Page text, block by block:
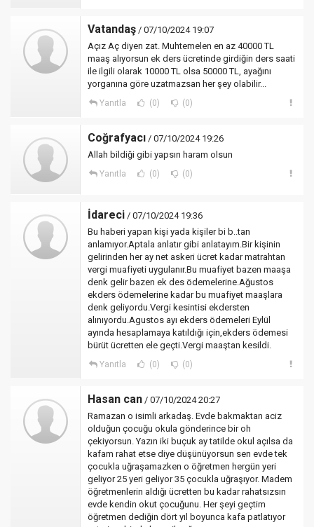
Vatandaş / 07/10/2024 19:07
Açız Aç diyen zat. Muhtemelen en az 40000 TL
maaş alıyorsun ek ders ücretinde girdiğin ders saati
ile ilgili olarak 10000 TL olsa 50000 TL, ayağını
yorganına göre uzatmazsan her şey olabilir...
Yanıtla (0) (0)
Coğrafyacı / 07/10/2024 19:26
Allah bildiği gibi yapsın haram olsun
Yanıtla (0) (0)
İdareci / 07/10/2024 19:36
Bu haberi yapan kişi yada kişiler bi b..tan
anlamıyor.Aptala anlatır gibi anlatayım.Bir kişinin
gelirinden her ay net askeri ücret kadar matrahtan
vergi muafiyeti uygulanır.Bu muafiyet bazen maaşa
denk gelir bazen ek des ödemelerine.Ağustos
ekders ödemelerine kadar bu muafiyet maaşlara
denk geliyordu.Vergi kesintisi ekdersten
alınıyordu.Agustos ayı ekders ödemeleri Eylül
ayında hesaplamaya katıldığı için,ekders ödemesi
bürüt ücretten ele geçti.Vergi maaştan kesildi.
Yanıtla (0) (0)
Hasan can / 07/10/2024 20:27
Ramazan o isimli arkadaş. Evde bakmaktan aciz
olduğun çocuğu okula gönderince bir oh
çekiyorsun. Yazın iki buçuk ay tatilde okul açılsa da
kafam rahat etse diye düşünüyorsun sen evde tek
çocukla uğraşamazken o öğretmen hergün yeri
geliyor 25 yeri geliyor 35 çocukla uğraşıyor. Madem
öğretmenlerin aldığı ücretten bu kadar rahatsızsın
evde kendin okut çocuğunu. Her şeyi geçtim
öğretmen dediğin dört yıl boyunca kafa patlatıyor